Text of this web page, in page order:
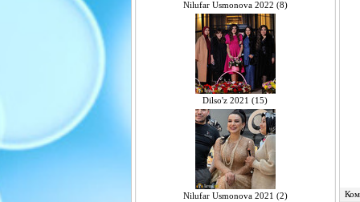
Nilufar Usmonova 2022 (8)
Dilso'z 2021 (15)
Nilufar Usmonova 2021 (2)